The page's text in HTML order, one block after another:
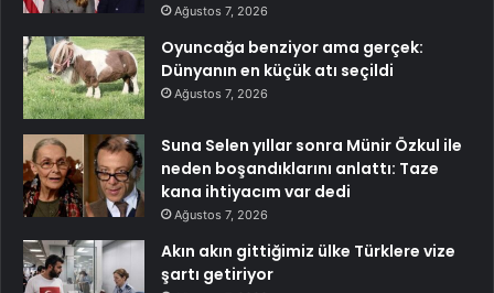
Ağustos 7, 2026
Oyuncağa benziyor ama gerçek:
Dünyanın en küçük atı seçildi
Ağustos 7, 2026
Suna Selen yıllar sonra Münir Özkul ile
neden boşandıklarını anlattı: Taze
kana ihtiyacım var dedi
Ağustos 7, 2026
Akın akın gittiğimiz ülke Türklere vize
şartı getiriyor